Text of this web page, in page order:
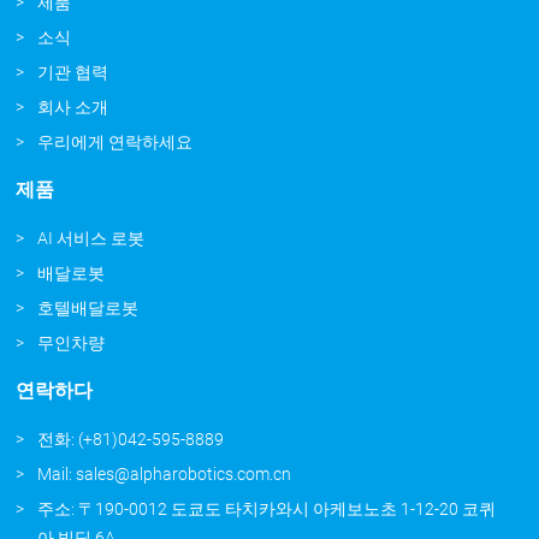
소식
기관 협력
회사 소개
우리에게 연락하세요
제품
AI 서비스 로봇
배달로봇
호텔배달로봇
무인차량
연락하다
전화: (+81)042-595-8889
Mail: sales@alpharobotics.com.cn
주소: 〒190-0012 도쿄도 타치카와시 아케보노초 1-12-20 코퀴